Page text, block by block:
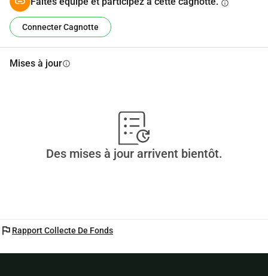
info
Connecter Cagnotte
Mises à jourinfo
Des mises à jour arrivent bientôt.
flag Rapport Collecte De Fonds